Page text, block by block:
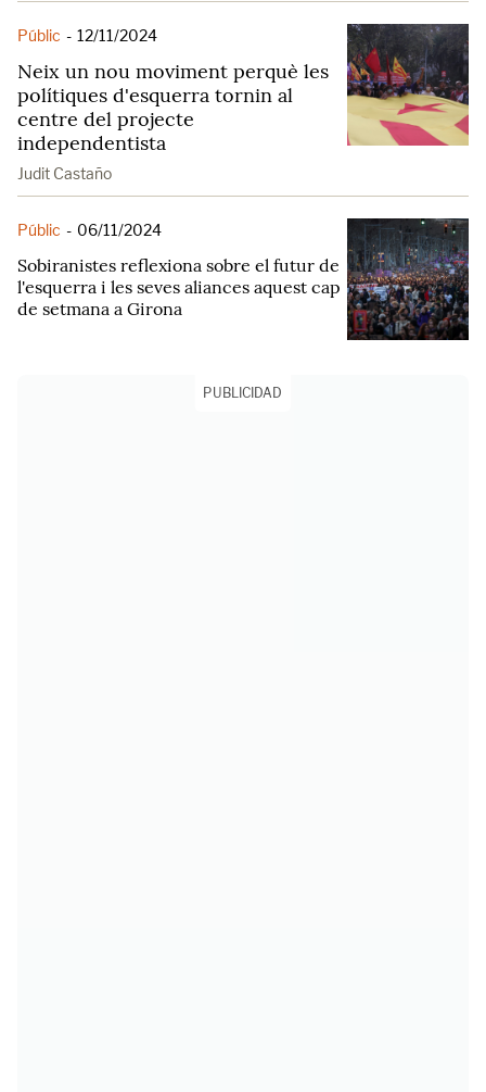
Públic - 12/11/2024
Neix un nou moviment perquè les
polítiques d'esquerra tornin al
centre del projecte
independentista
Judit Castaño
Públic - 06/11/2024
Sobiranistes reflexiona sobre el futur de
l'esquerra i les seves aliances aquest cap
de setmana a Girona
PUBLICIDAD